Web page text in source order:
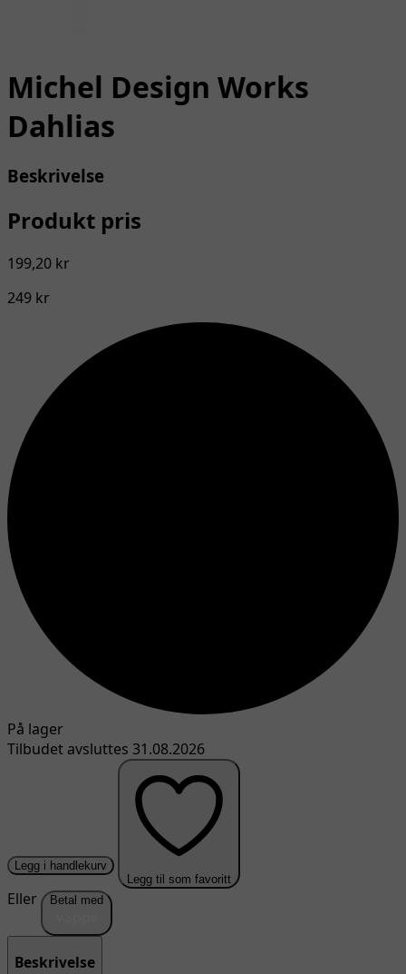
Michel Design Works
Dahlias
Beskrivelse
Produkt pris
199,20 kr
249 kr
På lager
Tilbudet avsluttes 31.08.2026
Legg i handlekurv
Legg til som favoritt
Eller Betal med
Beskrivelse